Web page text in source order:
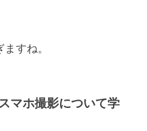
すね。
マホ撮影について学